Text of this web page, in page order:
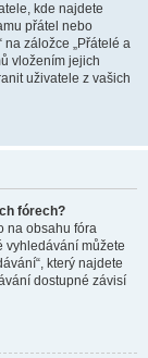
kde najdete
přátel nebo
záložce „Přátelé a
vložením jejich
uživatele z vašich
fórech?
na obsahu fóra
vyhledávání můžete
který najdete
dostupné závisí